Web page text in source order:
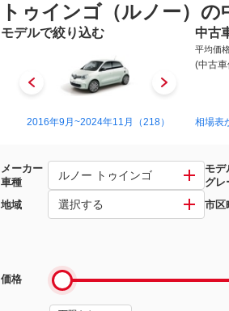
トゥインゴ（ルノー）の
モデルで絞り込む
2016年9月~2024年11月（218） 2008
中古
平均価
(中古
相場表
メーカー
車種
ルノー トゥインゴ
モデ
グレ
地域 選択する 市区
価格